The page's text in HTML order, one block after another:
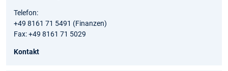
Telefon:
+49 8161 71 5491 (Finanzen)
Fax: +49 8161 71 5029
Kontakt